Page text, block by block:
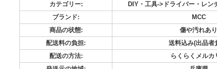
致します。 使用感や錆びはありますが、手入れして使って
けます。 ◯コーナーレンチ アルミ 白・エンビ被覆鋼管用DA
350mm×2 ・CWVDA 450mm×1 ◯パイプレンチ アルミ 白・
350mm×1
カテゴリー:
DIY・工具->ドライバ